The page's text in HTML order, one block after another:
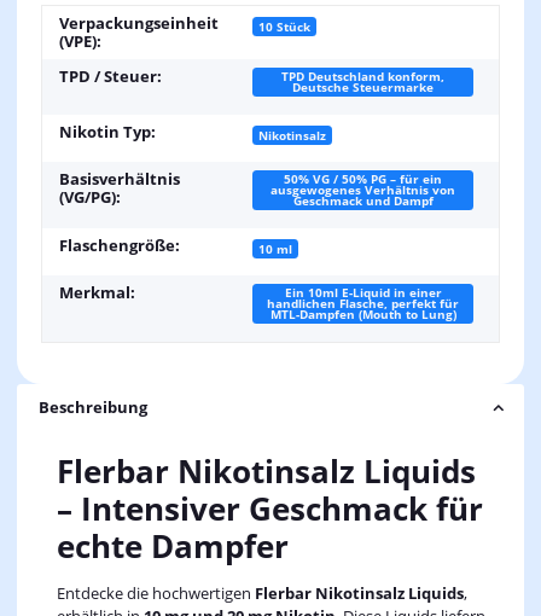
Verpackungseinheit
(VPE):
10 Stück
TPD / Steuer: TPD Deutschland konform,
Deutsche Steuermarke
Nikotin Typ: Nikotinsalz
Basisverhältnis
(VG/PG):
50% VG / 50% PG – für ein
ausgewogenes Verhältnis von
Geschmack und Dampf
Flaschengröße: 10 ml
Merkmal: Ein 10ml E-Liquid in einer
handlichen Flasche, perfekt für
MTL-Dampfen (Mouth to Lung)
Beschreibung
Flerbar Nikotinsalz Liquids
– Intensiver Geschmack für
echte Dampfer
Entdecke die hochwertigen Flerbar Nikotinsalz Liquids,